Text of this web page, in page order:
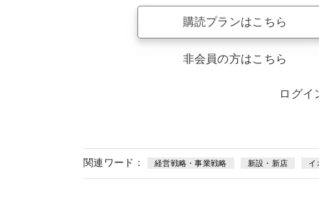
購読プランはこちら
非会員の方はこちら
ログイ
関連ワード： 経営戦略・事業戦略 新設・新店 イ